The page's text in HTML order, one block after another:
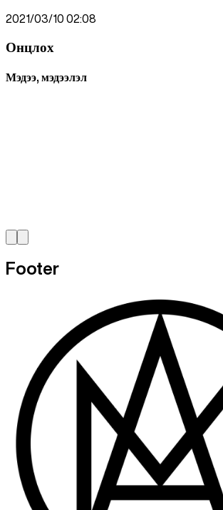
2021/03/10 02:08
Онцлох
Мэдээ, мэдээлэл
Footer